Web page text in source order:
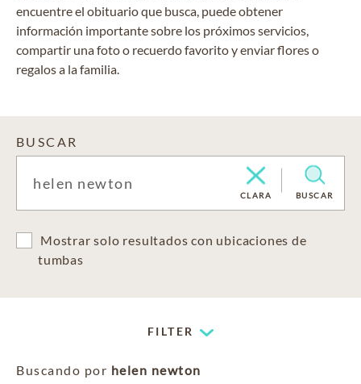
encuentre el obituario que busca, puede obtener
información importante sobre los próximos servicios,
compartir una foto o recuerdo favorito y enviar flores o
regalos a la familia.
BUSCAR
CLARA BUSCAR
Mostrar solo resultados con ubicaciones de
tumbas
FILTER
Buscando por helen newton